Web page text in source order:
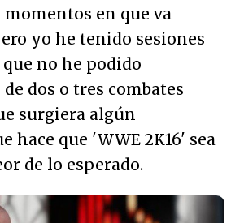
momentos en que va
yo he tenido sesiones
no he podido
dos o tres combates
surgiera algún
hace que 'WWE 2K16' sea
de lo esperado.